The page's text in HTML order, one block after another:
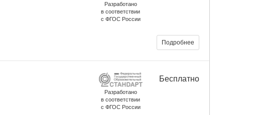
Разработано
в соответствии
с ФГОС России
Подробнее
Разработано
в соответствии
с ФГОС России
Бесплатно